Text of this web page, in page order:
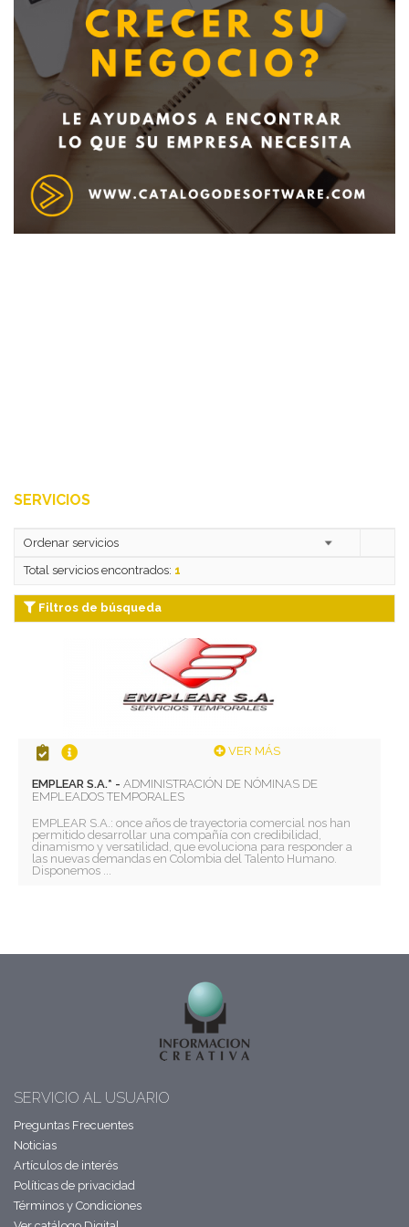
Deseo recibir información de otros Productos /
Servicios similares al solicitado
SERVICIOS
Total servicios encontrados: 1
Filtros de búsqueda
VER MÁS
EMPLEAR S.A.* -ADMINISTRACIÓN DE NÓMINAS DE
EMPLEADOS TEMPORALES
EMPLEAR S.A.: once años de trayectoria comercial nos han
permitido desarrollar una compañía con credibilidad,
dinamismo y versatilidad, que evoluciona para responder a
las nuevas demandas en Colombia del Talento Humano.
Disponemos ...
SERVICIO AL USUARIO
Preguntas Frecuentes
Noticias
Artículos de interés
Políticas de privacidad
Términos y Condiciones